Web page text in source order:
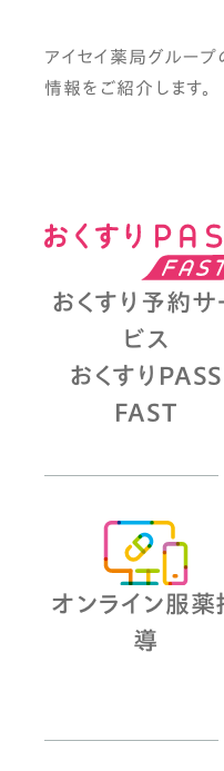
アイセイ薬局グルー
情報をご紹介します。
おくすり予約サ
ビス
おくすりPASS
FAST
オンライン服薬
導